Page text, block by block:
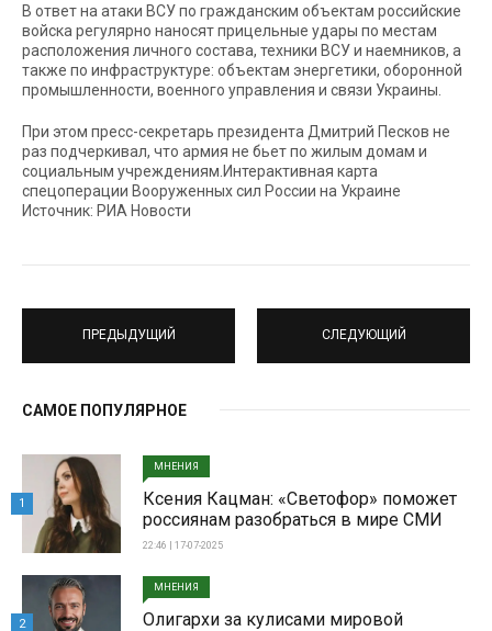
В ответ на атаки ВСУ по гражданским объектам российские
войска регулярно наносят прицельные удары по местам
расположения личного состава, техники ВСУ и наемников, а
также по инфраструктуре: объектам энергетики, оборонной
промышленности, военного управления и связи Украины.
При этом пресс-секретарь президента Дмитрий Песков не
раз подчеркивал, что армия не бьет по жилым домам и
социальным учреждениям.Интерактивная карта
спецоперации Вооруженных сил России на Украине
Источник: РИА Новости
ПРЕДЫДУЩИЙ СЛЕДУЮЩИЙ
САМОЕ ПОПУЛЯРНОЕ
МНЕНИЯ
Ксения Кацман: «Светофор» поможет
россиянам разобраться в мире СМИ
22:46 | 17-07-2025
1
МНЕНИЯ
Олигархи за кулисами мировой
2